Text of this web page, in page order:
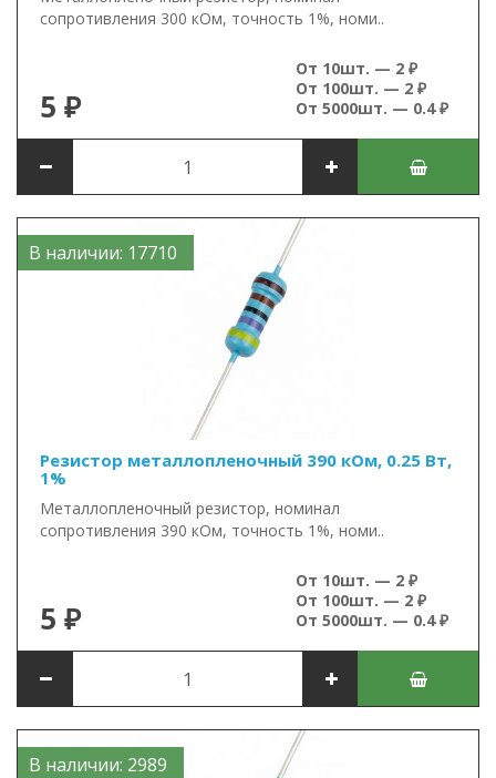
сопротивления 300 кОм, точность 1%, номи..
5 ₽
От 10шт. — 2 ₽
От 100шт. — 2 ₽
От 5000шт. — 0.4 ₽
В наличии: 17710
Резистор металлопленочный 390 кОм, 0.25 Вт,
1%
Металлопленочный резистор, номинал
сопротивления 390 кОм, точность 1%, номи..
5 ₽
От 10шт. — 2 ₽
От 100шт. — 2 ₽
От 5000шт. — 0.4 ₽
В наличии: 2989